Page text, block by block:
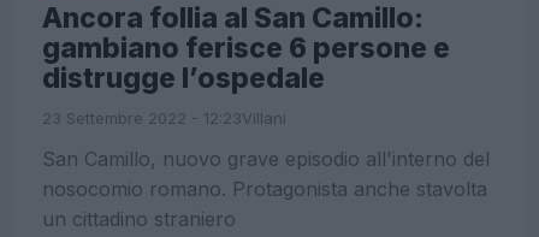
Ancora follia al San Camillo:
gambiano ferisce 6 persone e
distrugge l’ospedale
23 Settembre 2022 - 12:23Villani
San Camillo, nuovo grave episodio all'interno del
nosocomio romano. Protagonista anche stavolta
un cittadino straniero